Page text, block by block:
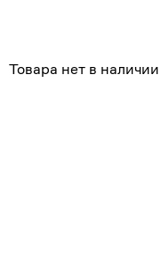
Товара нет в наличии